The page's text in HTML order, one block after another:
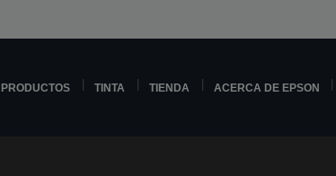
PRODUCTOS TINTA TIENDA ACERCA DE EPSON